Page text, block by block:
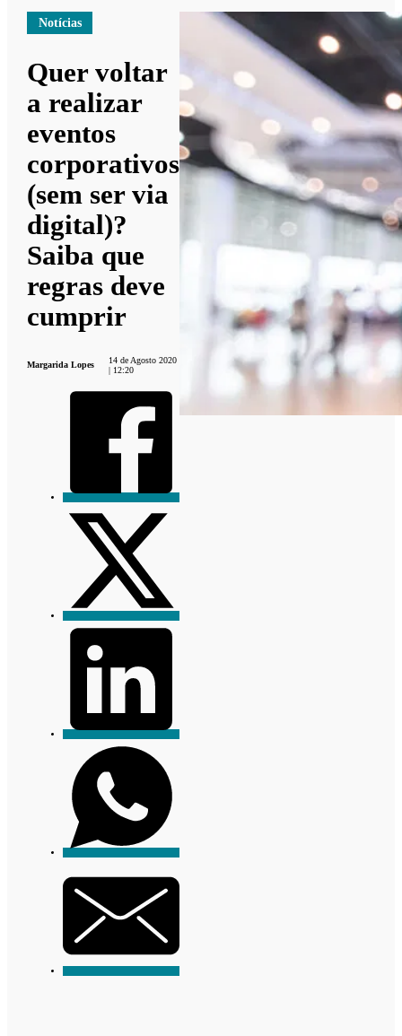
Notícias
Quer voltar
a realizar
eventos
corporativos
(sem ser via
digital)?
Saiba que
regras deve
cumprir
Margarida Lopes
14 de Agosto 2020
| 12:20